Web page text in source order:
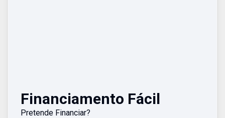
Financiamento Fácil
Pretende Financiar?